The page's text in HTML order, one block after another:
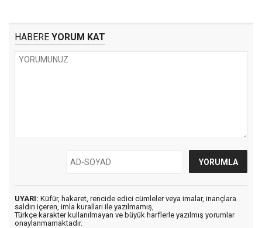
HABERE YORUM KAT
UYARI: Küfür, hakaret, rencide edici cümleler veya imalar, inançlara
saldırı içeren, imla kuralları ile yazılmamış,
Türkçe karakter kullanılmayan ve büyük harflerle yazılmış yorumlar
onaylanmamaktadır.